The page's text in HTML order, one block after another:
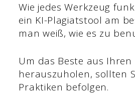
Wie jedes Werkzeug
ein KI-Plagiatstool am
man weiß, wie es zu
Um das Beste aus Ihren
herauszuholen, sollten
Praktiken befolgen.